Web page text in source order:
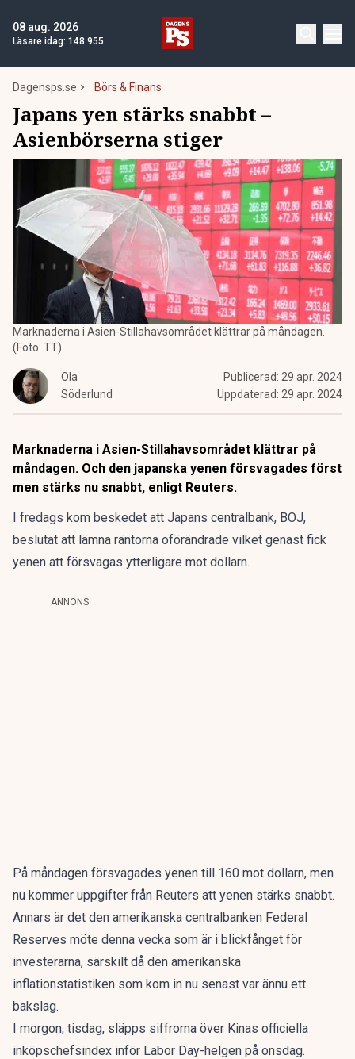
08 aug. 2026
Läsare idag: 148 955
Dagensps.se Börs & Finans
Japans yen stärks snabbt –
Asienbörserna stiger
Marknaderna i Asien-Stillahavsområdet klättrar på måndagen.
(Foto: TT)
Ola
Söderlund
Publicerad: 29 apr. 2024
Uppdaterad: 29 apr. 2024
Marknaderna i Asien-Stillahavsområdet klättrar på
måndagen. Och den japanska yenen försvagades först
men stärks nu snabbt, enligt Reuters.
I fredags kom beskedet att Japans centralbank, BOJ,
beslutat att lämna räntorna oförändrade vilket genast fick
yenen att försvagas ytterligare mot dollarn.
ANNONS
På måndagen försvagades yenen till 160 mot dollarn, men
nu kommer uppgifter från Reuters att yenen stärks snabbt.
Annars är det den amerikanska centralbanken Federal
Reserves möte denna vecka som är i blickfånget för
investerarna, särskilt då den amerikanska
inflationstatistiken som kom in nu senast var ännu ett
bakslag.
I morgon, tisdag, släpps siffrorna över Kinas officiella
inköpschefsindex inför Labor Day-helgen på onsdag.